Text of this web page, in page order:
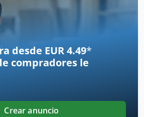
desde EUR 4.49*
compradores le
Crear anuncio